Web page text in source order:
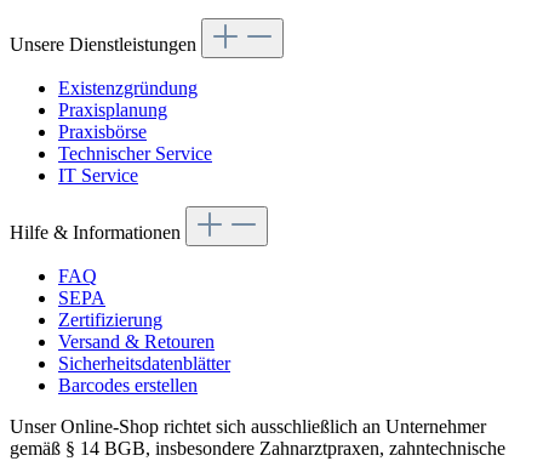
Unsere Dienstleistungen
Existenzgründung
Praxisplanung
Praxisbörse
Technischer Service
IT Service
Hilfe & Informationen
FAQ
SEPA
Zertifizierung
Versand & Retouren
Sicherheitsdatenblätter
Barcodes erstellen
Unser Online-Shop richtet sich ausschließlich an Unternehmer
gemäß § 14 BGB, insbesondere Zahnarztpraxen, zahntechnische